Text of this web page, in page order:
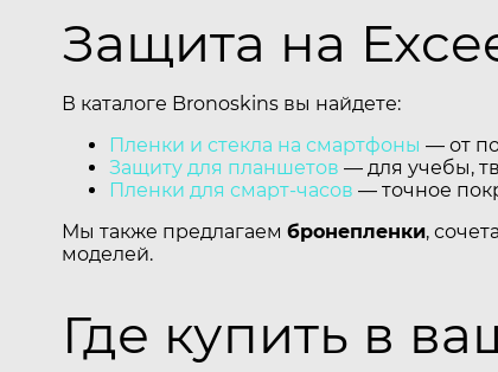
Защита на
В каталоге Bronoskins вы найдете:
Пленки и стекла на смартфоны — от
Защиту для планшетов — для учебы,
Пленки для смарт-часов — точное
Мы также предлагаем бронепленки,
моделей.
Где купить в